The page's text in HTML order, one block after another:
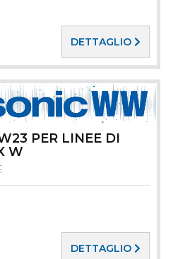
DETTAGLIO
PER LINEE DI
W
DETTAGLIO